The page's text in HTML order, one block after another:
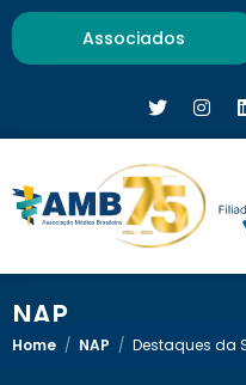
Associados
NAP
Home / NAP / Destaques da